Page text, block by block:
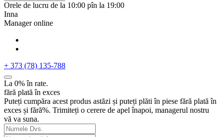
Orele de lucru de la 10:00 pîn la 19:00
Inna
Manager online
+ 373 (78) 135-788
La 0% în rate.
fără plată în exces
Puteți cumpăra acest produs astăzi și puteți plăti în piese fără plată în
exces și fără%. Trimiteți o cerere de apel înapoi, managerul nostru
vă va suna.